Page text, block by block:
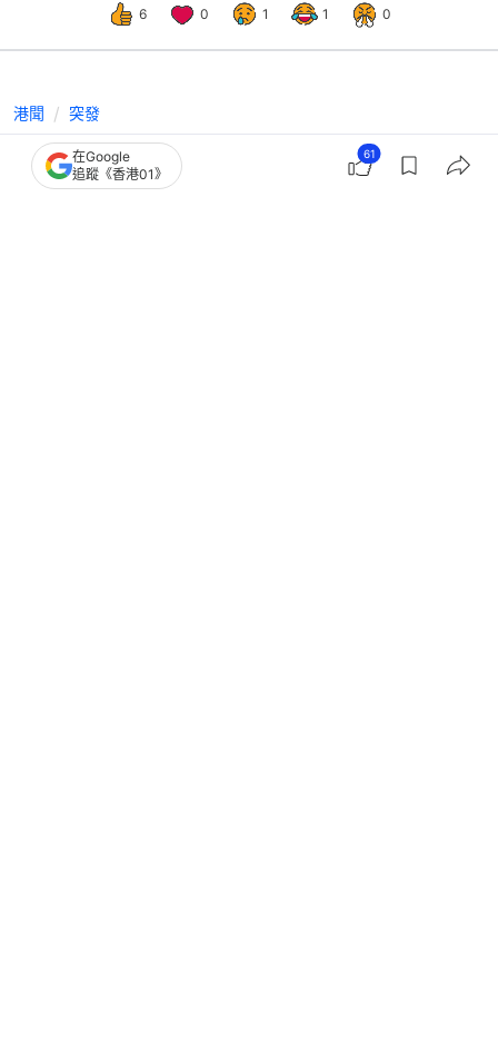
6 0 1 1 0
港聞 突發
中環美國領事館外牆字牌疑遭破壞 警
列刑毀追緝黑衫白褲背包男
在Google
追蹤《香港01》
61